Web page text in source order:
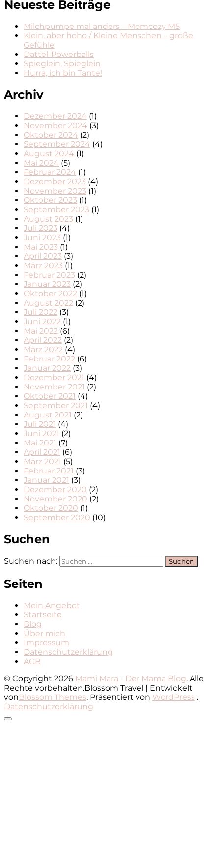
Neueste Beiträge
Milchpumpe mal anders – Momcozy M5
Klein, aber hoho / Kleine Menschen – große
Gefühle
Dattel-Powerballs
Spieglein, Spieglein
Hurra, ich bin Tante!
Archiv
Dezember 2024 (1)
November 2024 (3)
Oktober 2024 (2)
September 2024 (4)
August 2024 (1)
Mai 2024 (5)
Februar 2024 (1)
Dezember 2023 (4)
November 2023 (1)
Oktober 2023 (1)
September 2023 (1)
August 2023 (1)
Juli 2023 (4)
Juni 2023 (1)
Mai 2023 (1)
April 2023 (3)
März 2023 (1)
Februar 2023 (2)
Januar 2023 (2)
Oktober 2022 (1)
August 2022 (2)
Juli 2022 (3)
Juni 2022 (1)
Mai 2022 (6)
April 2022 (2)
März 2022 (4)
Februar 2022 (6)
Januar 2022 (3)
Dezember 2021 (4)
November 2021 (2)
Oktober 2021 (4)
September 2021 (4)
August 2021 (2)
Juli 2021 (4)
Juni 2021 (2)
Mai 2021 (7)
April 2021 (6)
März 2021 (5)
Februar 2021 (3)
Januar 2021 (3)
Dezember 2020 (2)
November 2020 (2)
Oktober 2020 (1)
September 2020 (10)
Suchen
Suchen nach:
Seiten
Mein Angebot
Startseite
Blog
Über mich
Impressum
Datenschutzerklärung
AGB
© Copyright 2026 Mami Mara - Der Mama Blog. Alle
Rechte vorbehalten.Blossom Travel | Entwickelt
vonBlossom Themes. Präsentiert von WordPress .
Datenschutzerklärung